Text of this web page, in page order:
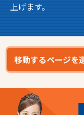
上げます。